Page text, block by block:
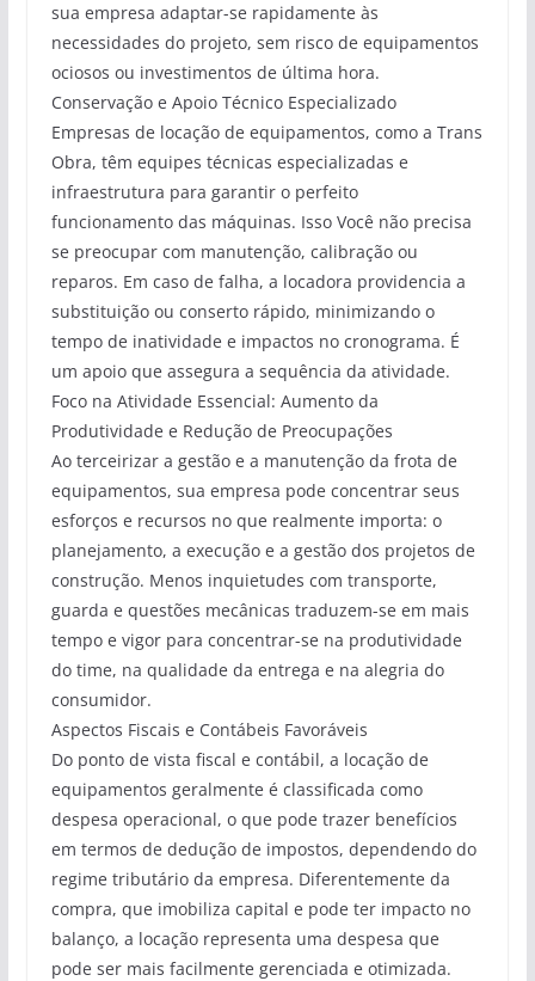
sua empresa adaptar-se rapidamente às
necessidades do projeto, sem risco de equipamentos
ociosos ou investimentos de última hora.
Conservação e Apoio Técnico Especializado
Empresas de locação de equipamentos, como a Trans
Obra, têm equipes técnicas especializadas e
infraestrutura para garantir o perfeito
funcionamento das máquinas. Isso Você não precisa
se preocupar com manutenção, calibração ou
reparos. Em caso de falha, a locadora providencia a
substituição ou conserto rápido, minimizando o
tempo de inatividade e impactos no cronograma. É
um apoio que assegura a sequência da atividade.
Foco na Atividade Essencial: Aumento da
Produtividade e Redução de Preocupações
Ao terceirizar a gestão e a manutenção da frota de
equipamentos, sua empresa pode concentrar seus
esforços e recursos no que realmente importa: o
planejamento, a execução e a gestão dos projetos de
construção. Menos inquietudes com transporte,
guarda e questões mecânicas traduzem-se em mais
tempo e vigor para concentrar-se na produtividade
do time, na qualidade da entrega e na alegria do
consumidor.
Aspectos Fiscais e Contábeis Favoráveis
Do ponto de vista fiscal e contábil, a locação de
equipamentos geralmente é classificada como
despesa operacional, o que pode trazer benefícios
em termos de dedução de impostos, dependendo do
regime tributário da empresa. Diferentemente da
compra, que imobiliza capital e pode ter impacto no
balanço, a locação representa uma despesa que
pode ser mais facilmente gerenciada e otimizada.